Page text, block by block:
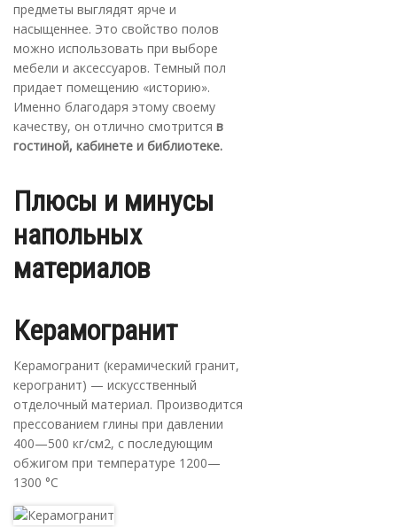
предметы выглядят ярче и
насыщеннее. Это свойство полов
можно использовать при выборе
мебели и аксессуаров. Темный пол
придает помещению «историю».
Именно благодаря этому своему
качеству, он отлично смотрится в
гостиной, кабинете и библиотеке.
Плюсы и минусы
напольных
материалов
Керамогранит
Керамогранит (керамический гранит,
керогранит) — искусственный
отделочный материал. Производится
прессованием глины при давлении
400—500 кг/см2, с последующим
обжигом при температуре 1200—
1300 °С